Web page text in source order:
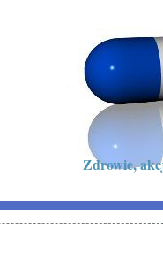
Zdrowie,